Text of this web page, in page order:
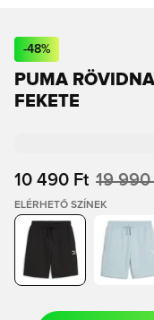
-48%
PUMA
FEKETE
10 490 Ft 19 990
ELÉRHETŐ SZÍNEK